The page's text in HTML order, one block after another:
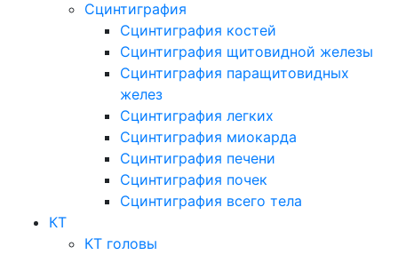
Сцинтиграфия
Сцинтиграфия костей
Сцинтиграфия щитовидной железы
Сцинтиграфия паращитовидных
желез
Сцинтиграфия легких
Сцинтиграфия миокарда
Сцинтиграфия печени
Сцинтиграфия почек
Сцинтиграфия всего тела
КТ
КТ головы